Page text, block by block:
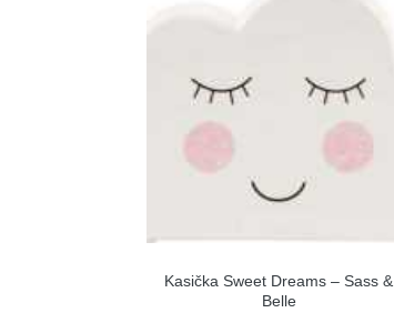
Kasička Sweet Dreams – Sass &
Belle